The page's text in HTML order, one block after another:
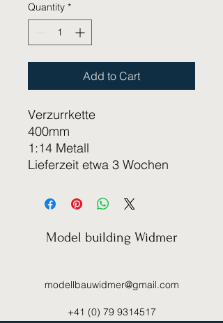
Quantity *
Add to Cart
Verzurrkette
400mm
1:14 Metall
Lieferzeit etwa 3 Wochen
Model building Widmer
modellbauwidmer@gmail.com
+41 (0) 79 9314517